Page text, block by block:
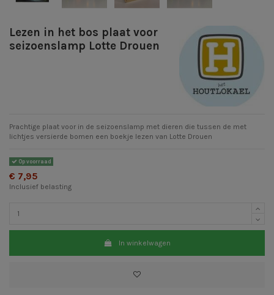
Lezen in het bos plaat voor
seizoenslamp Lotte Drouen
Prachtige plaat voor in de seizoenslamp met dieren die tussen de met
lichtjes versierde bomen een boekje lezen van Lotte Drouen
Op voorraad
€ 7,95
Inclusief belasting
In winkelwagen